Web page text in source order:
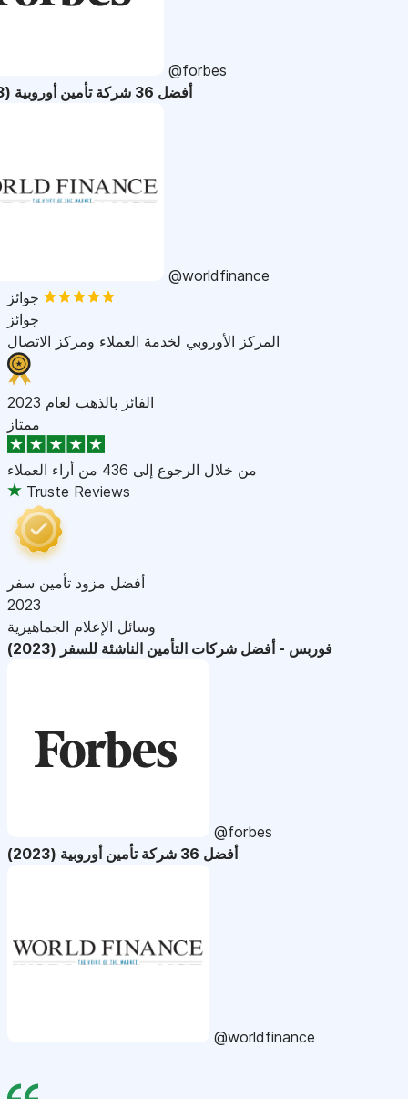
@forbes
أفضل 36 شركة تأمين أوروبية (2023)
@worldfinance
جوائز
المركز الأوروبي لخدمة العملاء ومركز الاتصال
الفائز بالذهب لعام 2023
ممتاز
من خلال الرجوع إلى 436 من أراء العملاء
Truste Reviews
أفضل مزود تأمين سفر
2023
وسائل الإعلام الجماهيرية
فوربس - أفضل شركات التأمين الناشئة للسفر (2023)
@forbes
أفضل 36 شركة تأمين أوروبية (2023)
@worldfinance